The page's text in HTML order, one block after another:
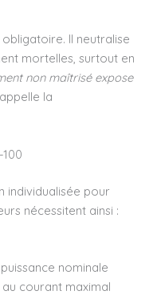
Il neutralise
mortelles, surtout en
non maîtrisé expose
la
individualisée pour
nécessitent ainsi :
nominale
courant maximal